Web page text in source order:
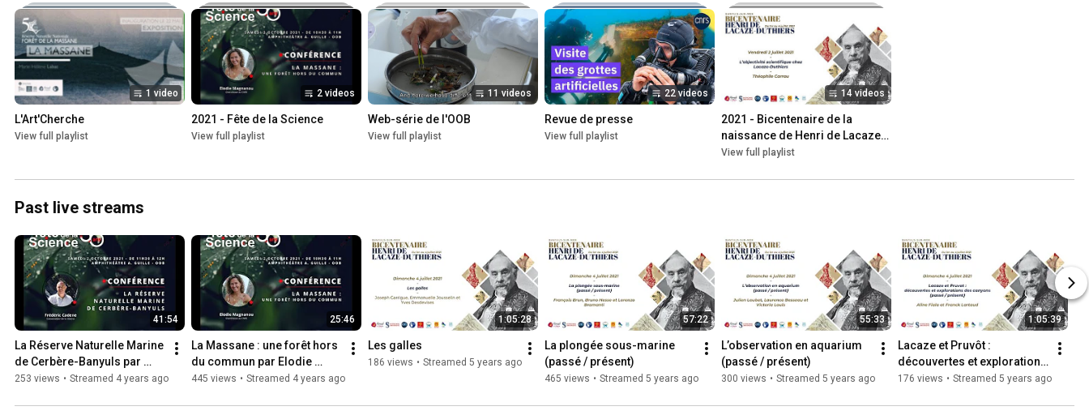
les habitent afin de cerner les menaces qui pèsent sur eux, de
décrypter la façon dont les organismes marins s'adaptent à
leur milieu et aux changements liés à l'activité humaine, et
d'analyser les conditions d’une exploitation durable de la
biodiversité marine.
En savoir plus : www.obs-banyuls.fr
1 video
L'Art'Cherche
View full playlist
2 videos
2021 - Fête de la Science
View full playlist
11 videos
Web-série de l'OOB
View full playlist
22 videos
Revue de presse
View full playlist
14 videos
2021 - Bicentenaire de la
naissance de Henri de Lacaze-
Duthiers - Conférences
View full playlist
Past live streams
41:54
La Réserve Naturelle Marine
de Cerbère-Banyuls par
Frédéric Cadene
253 views • Streamed 4 years ago
25:46
La Massane : une forêt hors
du commun par Elodie
Magnanou
445 views • Streamed 4 years ago
1:05:28
Les galles
186 views • Streamed 5 years ago
57:22
La plongée sous-marine
(passé / présent)
465 views • Streamed 5 years ago
55:33
L’observation en aquarium
(passé / présent)
300 views • Streamed 5 years ago
1:05:39
Lacaze et Pruvôt :
découvertes et explorations
des canyons (passé /
176 views • Streamed 5 years ago